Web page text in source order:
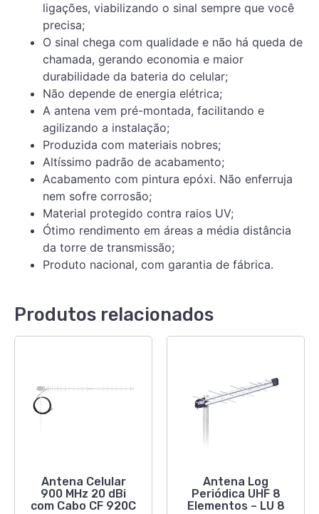
ligações, viabilizando o sinal sempre que você
precisa;
O sinal chega com qualidade e não há queda de
chamada, gerando economia e maior
durabilidade da bateria do celular;
Não depende de energia elétrica;
A antena vem pré-montada, facilitando e
agilizando a instalação;
Produzida com materiais nobres;
Altíssimo padrão de acabamento;
Acabamento com pintura epóxi. Não enferruja
nem sofre corrosão;
Material protegido contra raios UV;
Ótimo rendimento em áreas a média distância
da torre de transmissão;
Produto nacional, com garantia de fábrica.
Produtos relacionados
Antena Celular
900 MHz 20 dBi
com Cabo CF 920C
Antena Log
Periódica UHF 8
Elementos – LU 8